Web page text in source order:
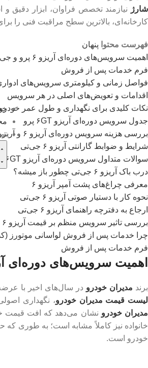
شارژ
نیازمند تخصص فراوان، ابزار دقیق
کارخانه‌ای، بالاترین سطح مراقبت فنی را
فهرست محتوا پنهان
اهمیت سرویس‌های دوره‌ای آریزو ۶ پرو و جی‌تی
فرم خدمات پس از فروش
فواصل زمانی و کیلومتری سرویس‌های
اقدامات و تعویض‌های اصلی در هر سرویس
نکات کلیدی برای نگهداری و طول عمر
جدول سرویس دوره‌ای آریزو ۶GT پرو
بررسی هزینه سرویس دوره‌ای آریزو ۶ و آریزو ۶ جی‌تی 6gt
شرایط و ضوابط گارانتی آریزو ۶ جی‌تی
سوالات متداول سرویس دوره‌ای آریزو ۶GT پرو
درب باک آریزو ۶ جی‌تی چطور باز میشه؟
معرفی چراغ‌های پشت آمپر آریزو ۶
نحوه کار با دستیار صوتی آریزو ۶ جی‌تی
ارجاع به دفترچه راهنمای آریزو ۶ جی‌تی
بررسی تاثیر سرویس منظم بر قیمت آریزو ۶ جی‌تی
چرا خدمات پس از فروش لواسانی موتورز (کد
فرم خدمات پس از فروش
اهمیت سرویس‌های دوره‌ای آریزو ۶ پرو
برند مديران خودرو در سال‌های اخیر با عرضه
لیست قیمت مدیران خودرو، نگهداری
مدیران خودرو نشان می‌دهد که افت قیمت
خانواده نیز کاملاً مشابه است؛ به طوری
خودرو است.